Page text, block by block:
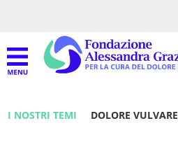
I NOSTRI TEMI DOLORE VULVARE